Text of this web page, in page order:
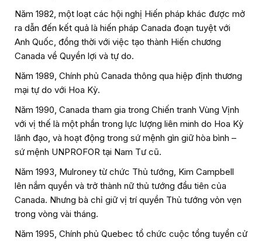
Năm 1982, một loạt các hội nghị Hiến pháp khác được mở
ra dẫn đến kết quả là hiến pháp Canada đoạn tuyệt với
Anh Quốc, đồng thời với việc tạo thành Hiến chương
Canada về Quyền lợi và tự do.
Năm 1989, Chính phủ Canada thông qua hiệp định thương
mại tự do với Hoa Kỳ.
Năm 1990, Canada tham gia trong Chiến tranh Vùng Vịnh
với vị thế là một phần trong lực lượng liên minh do Hoa Kỳ
lãnh đạo, và hoạt động trong sứ mệnh gìn giữ hòa bình –
sứ mệnh UNPROFOR tại Nam Tư cũ.
Năm 1993, Mulroney từ chức Thủ tướng, Kim Campbell
lên nắm quyền và trở thành nữ thủ tướng đầu tiên của
Canada. Nhưng bà chỉ giữ vị trí quyền Thủ tướng vỏn vẹn
trong vòng vài tháng.
Năm 1995, Chính phủ Quebec tổ chức cuộc tổng tuyển cử